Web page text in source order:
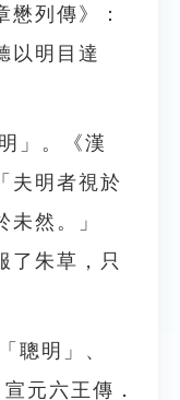
列傳》：
以明目達
」。《漢
夫明者視於
然。」
了朱草，只
聰明」、
元六王傳．